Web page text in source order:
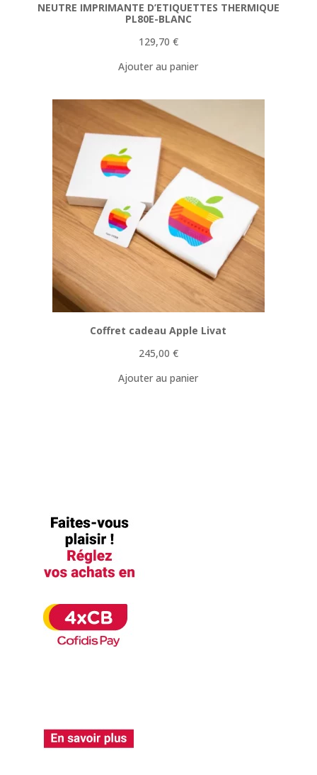
NEUTRE IMPRIMANTE D’ETIQUETTES THERMIQUE
PL80E-BLANC
129,70 €
Ajouter au panier
Coffret cadeau Apple Livat
245,00 €
Ajouter au panier